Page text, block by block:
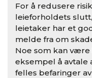
For å redusere
leieforholdets
leietaker har et
melde fra om
Noe som kan
eksempel å avtale
felles befaringer